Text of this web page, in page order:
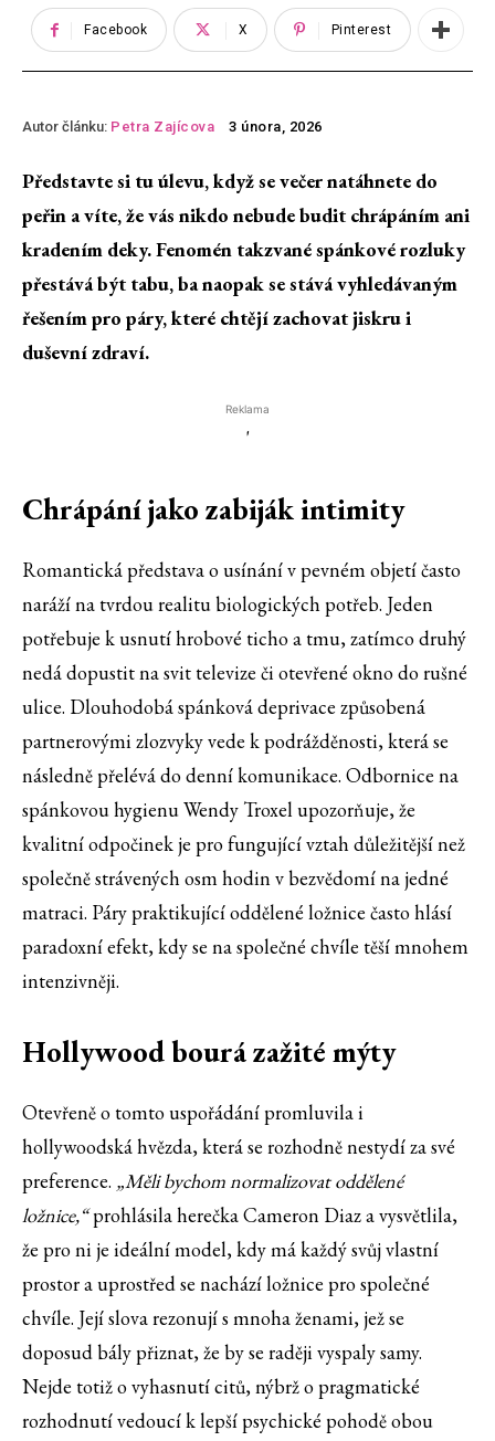
Facebook X Pinterest
Autor článku: Petra Zajícova 3 února, 2026
Představte si tu úlevu, když se večer natáhnete do
peřin a víte, že vás nikdo nebude budit chrápáním ani
kradením deky. Fenomén takzvané spánkové rozluky
přestává být tabu, ba naopak se stává vyhledávaným
řešením pro páry, které chtějí zachovat jiskru i
duševní zdraví.
Reklama
'
Chrápání jako zabiják intimity
Romantická představa o usínání v pevném objetí často
naráží na tvrdou realitu biologických potřeb. Jeden
potřebuje k usnutí hrobové ticho a tmu, zatímco druhý
nedá dopustit na svit televize či otevřené okno do rušné
ulice. Dlouhodobá spánková deprivace způsobená
partnerovými zlozvyky vede k podrážděnosti, která se
následně přelévá do denní komunikace. Odbornice na
spánkovou hygienu Wendy Troxel upozorňuje, že
kvalitní odpočinek je pro fungující vztah důležitější než
společně strávených osm hodin v bezvědomí na jedné
matraci. Páry praktikující oddělené ložnice často hlásí
paradoxní efekt, kdy se na společné chvíle těší mnohem
intenzivněji.
Hollywood bourá zažité mýty
Otevřeně o tomto uspořádání promluvila i
hollywoodská hvězda, která se rozhodně nestydí za své
preference. „Měli bychom normalizovat oddělené
ložnice,“prohlásila herečka Cameron Diaz a vysvětlila,
že pro ni je ideální model, kdy má každý svůj vlastní
prostor a uprostřed se nachází ložnice pro společné
chvíle. Její slova rezonují s mnoha ženami, jež se
doposud bály přiznat, že by se raději vyspaly samy.
Nejde totiž o vyhasnutí citů, nýbrž o pragmatické
rozhodnutí vedoucí k lepší psychické pohodě obou